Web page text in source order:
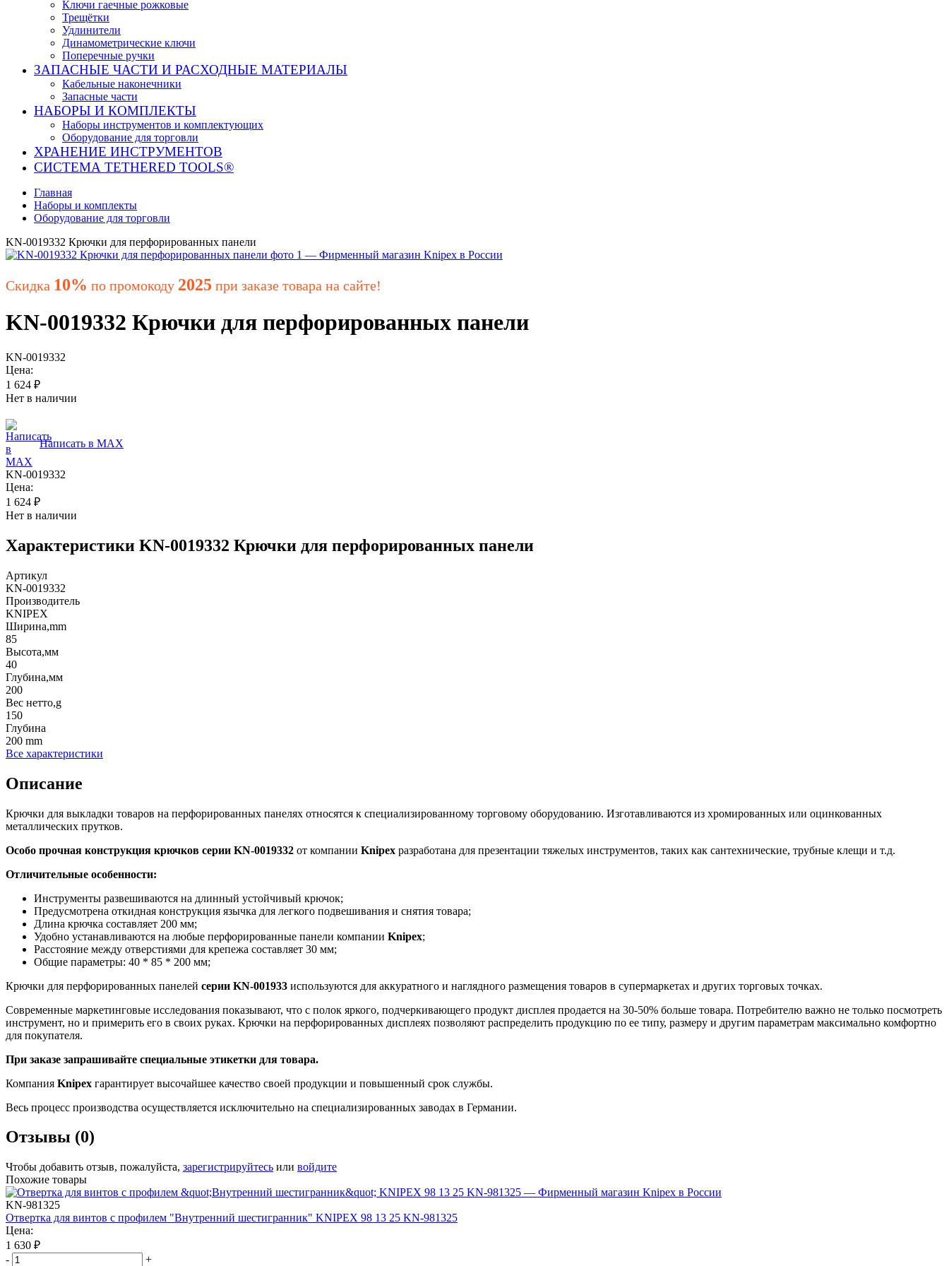
Ключи гаечные рожковые
Трещётки
Удлинители
Динамометрические ключи
Поперечные ручки
ЗАПАСНЫЕ ЧАСТИ И РАСХОДНЫЕ МАТЕРИАЛЫ
Кабельные наконечники
Запасные части
НАБОРЫ И КОМПЛЕКТЫ
Наборы инструментов и комплектующих
Оборудование для торговли
ХРАНЕНИЕ ИНС­ТРУ­МЕН­ТОВ
СИСТЕМА TETHERED TOOLS®
Главная
Наборы и комплекты
Оборудование для торговли
KN-0019332 Крючки для перфорированных панели
Скидка 10% по промокоду 2025 при заказе товара на сайте!
KN-0019332 Крючки для перфорированных панели
KN-0019332
Цена:
1 624 ₽
Нет в наличии
Написать в MAX
KN-0019332
Цена:
1 624 ₽
Нет в наличии
Характеристики KN-0019332 Крючки для перфорированных панели
Артикул
KN-0019332
Производитель
KNIPEX
Ширина,mm
85
Высота,мм
40
Глубина,мм
200
Вес нетто,g
150
Глубина
200 mm
Все характеристики
Описание
Крючки для выкладки товаров на перфорированных панелях относятся к специализированному торговому оборудованию. Изготавливаются из хромированных или оцинкованных
металлических прутков.
Особо прочная конструкция крючков серии KN-0019332 от компании Knipex разработана для презентации тяжелых инструментов, таких как сантехнические, трубные клещи и т.д.
Отличительные особенности:
Инструменты развешиваются на длинный устойчивый крючок;
Предусмотрена откидная конструкция язычка для легкого подвешивания и снятия товара;
Длина крючка составляет 200 мм;
Удобно устанавливаются на любые перфорированные панели компании Knipex;
Расстояние между отверстиями для крепежа составляет 30 мм;
Общие параметры: 40 * 85 * 200 мм;
Крючки для перфорированных панелей серии KN-001933 используются для аккуратного и наглядного размещения товаров в супермаркетах и других торговых точках.
Современные маркетинговые исследования показывают, что с полок яркого, подчеркивающего продукт дисплея продается на 30-50% больше товара. Потребителю важно не только посмотреть
инструмент, но и примерить его в своих руках. Крючки на перфорированных дисплеях позволяют распределить продукцию по ее типу, размеру и другим параметрам максимально комфортно
для покупателя.
При заказе запрашивайте специальные этикетки для товара.
Компания Knipex гарантирует высочайшее качество своей продукции и повышенный срок службы.
Весь процесс производства осуществляется исключительно на специализированных заводах в Германии.
Отзывы (0)
Чтобы добавить отзыв, пожалуйста, зарегистрируйтесь или войдите
Похожие товары
KN-981325
Отвертка для винтов с профилем "Внутренний шестигранник" KNIPEX 98 13 25 KN-981325
Цена:
1 630 ₽
-
+